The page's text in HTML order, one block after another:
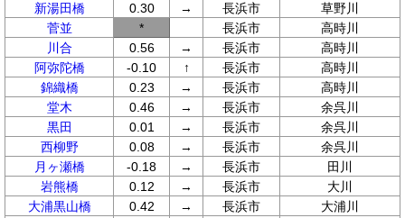
新湯田橋
0.30 → 長浜市
草野川
菅並
* 長浜市
高時川
川合
0.56 → 長浜市
高時川
阿弥陀橋
-0.10 ↑ 長浜市
高時川
錦織橋
0.23 → 長浜市
高時川
堂木
0.46 → 長浜市
余呉川
黒田
0.01 → 長浜市
余呉川
西柳野
0.08 → 長浜市
余呉川
月ヶ瀬橋
-0.18 → 長浜市
田川
岩熊橋
0.12 → 長浜市
大川
大浦黒山橋
0.42 → 長浜市
大浦川